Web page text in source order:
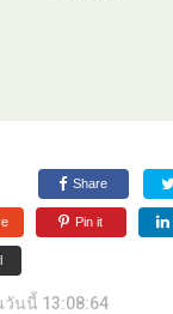
Share
Pin it
วันนี้ 13:08:64